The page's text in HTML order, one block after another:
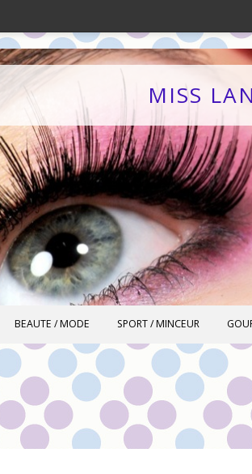
MISS
BEAUTE / MODE SPORT / MINCEUR